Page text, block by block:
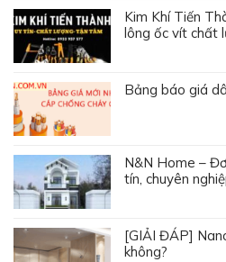
Kim Khí Tiến
lông ốc vít chất
Bảng báo giá
N&N Home –
tín, chuyên
[GIẢI ĐÁP]
không?